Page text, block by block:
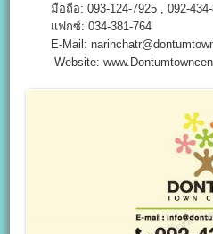
มือถือ: 093-124-7925 , 092-434-
แฟกซ์: 034-381-764
E-Mail:
Website: